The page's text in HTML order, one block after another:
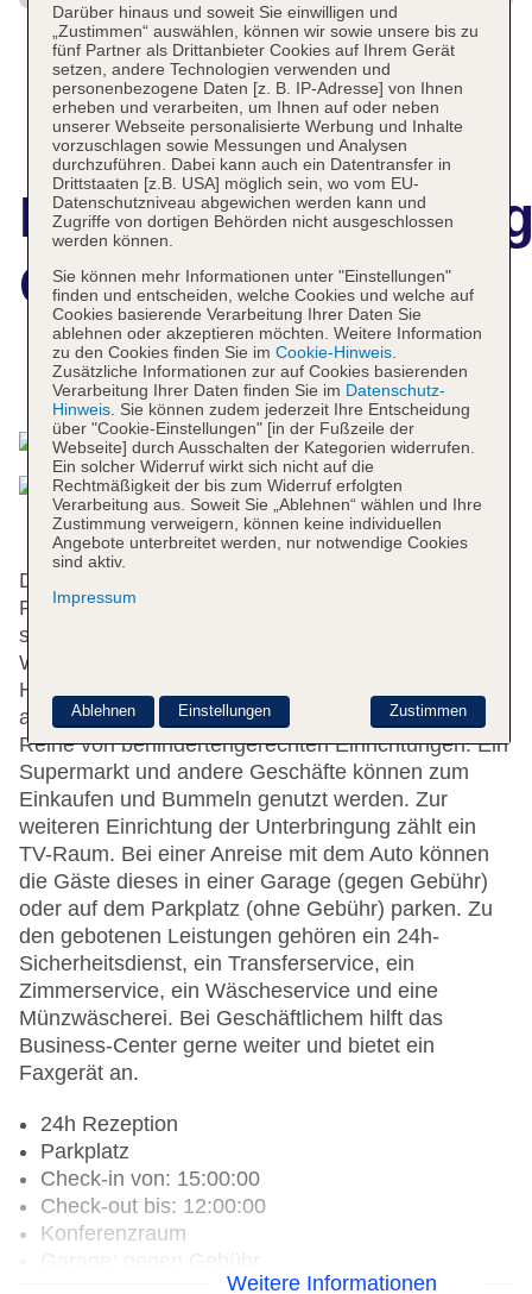
QP Hotels Trujillo
Das bietet Ihre Unterkunft
Dieses Hotel verfügt über einen Aufzug und eine
Rezeption. Eine Gepäckaufbewahrung und ein Safe
stehen als Serviceleistungen zur Verfügung. Per
WLAN erhalten die Gäste Zugang zum Internet.
Hilfestellung bei der Buchung von Ausflügen wird
am Tourdesk geboten. Das Haus verfügt über eine
Reihe von behindertengerechten Einrichtungen. Ein
Supermarkt und andere Geschäfte können zum
Einkaufen und Bummeln genutzt werden. Zur
weiteren Einrichtung der Unterbringung zählt ein
TV-Raum. Bei einer Anreise mit dem Auto können
die Gäste dieses in einer Garage (gegen Gebühr)
oder auf dem Parkplatz (ohne Gebühr) parken. Zu
den gebotenen Leistungen gehören ein 24h-
Sicherheitsdienst, ein Transferservice, ein
Zimmerservice, ein Wäscheservice und eine
Münzwäscherei. Bei Geschäftlichem hilft das
Business-Center gerne weiter und bietet ein
Faxgerät an.
24h Rezeption
Parkplatz
Check-in von: 15:00:00
Check-out bis: 12:00:00
Konferenzraum
Weitere Informationen
Darüber hinaus und soweit Sie einwilligen und
„Zustimmen“ auswählen, können wir sowie unsere bis zu
fünf Partner als Drittanbieter Cookies auf Ihrem Gerät
setzen, andere Technologien verwenden und
personenbezogene Daten [z. B. IP-Adresse] von Ihnen
erheben und verarbeiten, um Ihnen auf oder neben
unserer Webseite personalisierte Werbung und Inhalte
vorzuschlagen sowie Messungen und Analysen
durchzuführen. Dabei kann auch ein Datentransfer in
Drittstaaten [z.B. USA] möglich sein, wo vom EU-
Datenschutzniveau abgewichen werden kann und
Zugriffe von dortigen Behörden nicht ausgeschlossen
werden können.
Sie können mehr Informationen unter "Einstellungen"
finden und entscheiden, welche Cookies und welche auf
Cookies basierende Verarbeitung Ihrer Daten Sie
ablehnen oder akzeptieren möchten. Weitere Information
zu den Cookies finden Sie im Cookie-Hinweis.
Zusätzliche Informationen zur auf Cookies basierenden
Verarbeitung Ihrer Daten finden Sie im Datenschutz-
Hinweis. Sie können zudem jederzeit Ihre Entscheidung
über "Cookie-Einstellungen" [in der Fußzeile der
Webseite] durch Ausschalten der Kategorien widerrufen.
Ein solcher Widerruf wirkt sich nicht auf die
Rechtmäßigkeit der bis zum Widerruf erfolgten
Verarbeitung aus. Soweit Sie „Ablehnen“ wählen und Ihre
Zustimmung verweigern, können keine individuellen
Angebote unterbreitet werden, nur notwendige Cookies
sind aktiv.
Impressum
Zustimmen
Ablehnen Einstellungen